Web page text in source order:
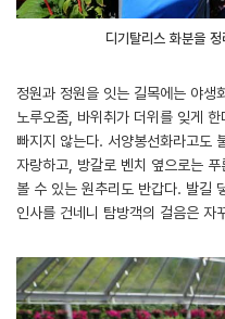
디기탈리스 화분을
정원과 정원을 잇는 길목에는 야생
노루오줌, 바위취가 더위를 잊게
빠지지 않는다. 서양봉선화라고도
자랑하고, 방갈로 벤치 옆으로는
볼 수 있는 원추리도 반갑다. 발길
인사를 건네니 탐방객의 걸음은 자